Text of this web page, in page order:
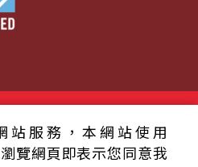
服務條款 隱私權條款
站服務，本網站使用
覽網頁即表示您同意我